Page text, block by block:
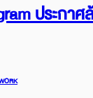
ประกา